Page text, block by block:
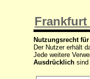
Frankfurt
Nutzungsrecht
Der Nutzer erhält
Jede weitere
Ausdrücklich sind